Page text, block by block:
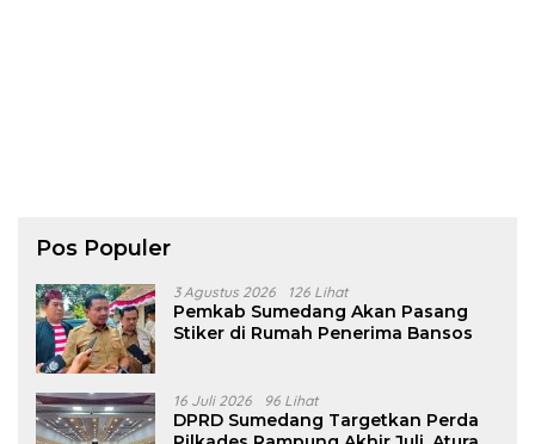
Pos Populer
3 Agustus 2026 126 Lihat
Pemkab Sumedang Akan Pasang
Stiker di Rumah Penerima Bansos
16 Juli 2026 96 Lihat
DPRD Sumedang Targetkan Perda